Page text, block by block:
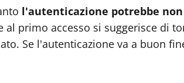
l'autenticazione potrebbe non
primo accesso si suggerisce di
Se l'autenticazione va a buon